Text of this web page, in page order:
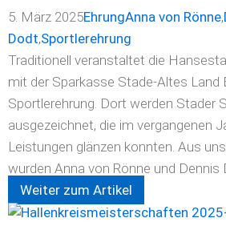
5. März 2025EhrungAnna von Rönne,
Dodt,Sportlerehrung
Traditionell veranstaltet die
mit der Sparkasse Stade-Altes Land
Sportlerehrung. Dort werden Stader
ausgezeichnet, die im vergangenen
Leistungen glänzen konnten. Aus
wurden Anna von Rönne und Dennis
Weiter zum Artikel